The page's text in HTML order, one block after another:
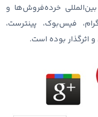
خرده‌فروش‌ها و
فیس‌بوک، پینترست،
اثرگذار بوده است.